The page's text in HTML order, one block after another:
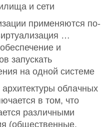
и сети
применяются по-
…
и
запускать
на одной системе
облачных
в том, что
различными
(общественные,